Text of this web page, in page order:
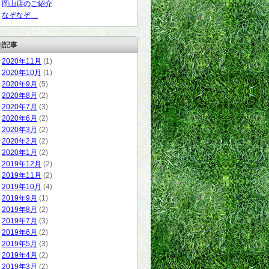
岡山店のご紹介
なぞなぞ…
記事
2020年11月 (1)
2020年10月 (1)
2020年9月 (5)
2020年8月 (2)
2020年7月 (3)
2020年6月 (2)
2020年3月 (2)
2020年2月 (2)
2020年1月 (2)
2019年12月 (2)
2019年11月 (2)
2019年10月 (4)
2019年9月 (1)
2019年8月 (2)
2019年7月 (3)
2019年6月 (2)
2019年5月 (3)
2019年4月 (2)
2019年3月 (2)